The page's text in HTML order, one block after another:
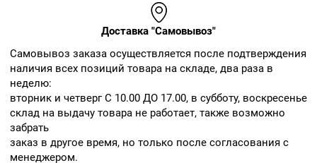
Доставка "Самовывоз"
Cамовывоз заказа осуществляется после подтверждения
наличия всех позиций товара на складе, два раза в
неделю:
вторник и четверг С 10.00 ДО 17.00, в субботу, воскресенье
склад на выдачу товара не работает, также возможно
забрать
заказ в другое время, но только после согласования с
менеджером.